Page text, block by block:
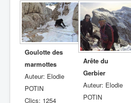
Goulotte des
marmottes
Auteur: Elodie
POTIN
Clics: 1254
Arête du
Gerbier
Auteur: Elodie
POTIN